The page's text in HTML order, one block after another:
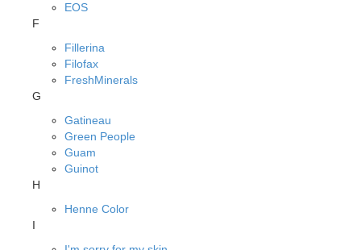
EOS
F
Fillerina
Filofax
FreshMinerals
G
Gatineau
Green People
Guam
Guinot
H
Henne Color
I